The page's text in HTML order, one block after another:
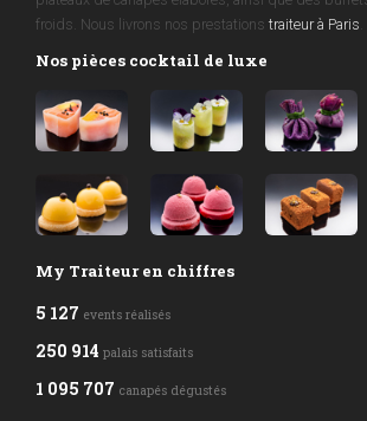
froids. Nous livrons nos prestations traiteur à Paris
Nos pièces cocktail de luxe
My Traiteur en chiffres
5 127 events réalisés
250 914 palais satisfaits
1 095 707 canapés dégustés